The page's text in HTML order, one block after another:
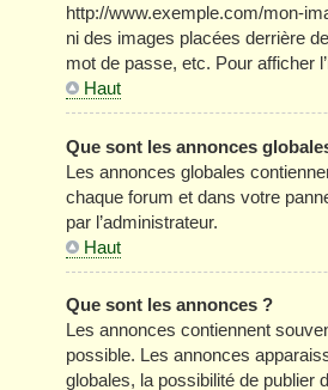
http://www.exemple.com/mon-
ni des images placées derrière
mot de passe, etc. Pour afficher
Haut
Que sont les annonces
Les annonces globales
chaque forum et dans votre
par l’administrateur.
Haut
Que sont les annonces ?
Les annonces contiennent
possible. Les annonces
globales, la possibilité de publier